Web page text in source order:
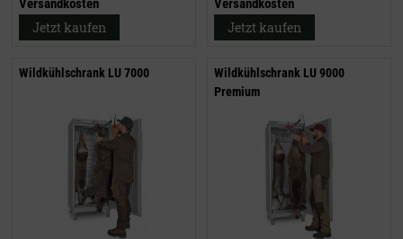
Versandkosten
Jetzt kaufen
Versandkosten
Jetzt kaufen
Wildkühlschrank LU 7000
Wildkühlschrank LU 9000
Premium